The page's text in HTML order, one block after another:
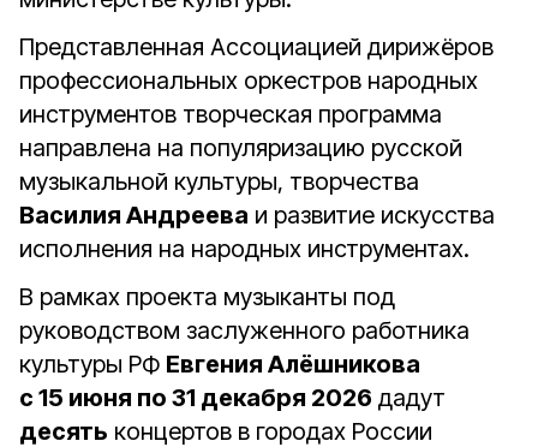
Представленная Ассоциацией дирижёров
профессиональных оркестров народных
инструментов творческая программа
направлена на популяризацию русской
музыкальной культуры, творчества
Василия Андреева и развитие искусства
исполнения на народных инструментах.
В рамках проекта музыканты под
руководством заслуженного работника
культуры РФ Евгения Алёшникова
с 15 июня по 31 декабря 2026 дадут
десять концертов в городах России